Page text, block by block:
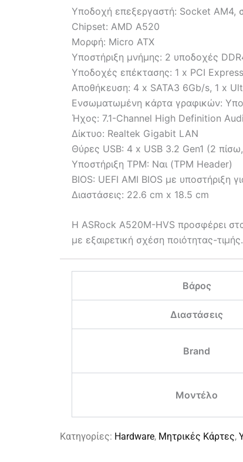
Υποδοχή επεξεργαστή: Socket AM4,
Chipset: AMD A520
Μορφή: Micro ATX
Υποστήριξη μνήμης: 2 υποδοχές
Υποδοχές επέκτασης: 1 x PCI
Αποθήκευση: 4 x SATA3 6Gb/s, 1 x
Ενσωματωμένη κάρτα γραφικών:
Ήχος: 7.1-Channel High Definition
Δίκτυο: Realtek Gigabit LAN
Θύρες USB: 4 x USB 3.2 Gen1 (2
Υποστήριξη TPM: Ναι (TPM Header)
BIOS: UEFI AMI BIOS με υποστήριξη
Διαστάσεις: 22.6 cm x 18.5 cm
Η ASRock A520M-HVS προσφέρει
με εξαιρετική σχέση ποιότητας-τιμής.
Βάρος
Διαστάσεις
Brand
Μοντέλο
Κατηγορίες: Hardware, Μητρικές Κάρτες,